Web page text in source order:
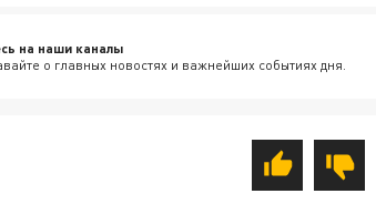
на наши каналы
о главных новостях и важнейших событиях дня.